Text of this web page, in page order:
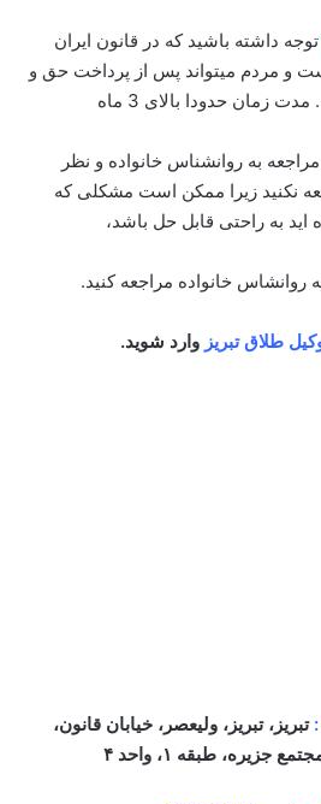
توجه داشته باشید که در قانون ایران
و مردم میتواند پس از پرداخت حق و
زمان حدودا بالای 3 ماه
به روانشناس خانواده و نظر
نکنید زیرا ممکن است مشکلی که
به راحتی قابل حل باشد،
خانواده مراجعه کنید.
طلاق تبریز وارد شوید.
تبریز، تبریز، ولیعصر، خیابان قانون،
جزیره، طبقه ۱، واحد ۴